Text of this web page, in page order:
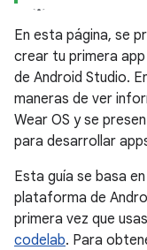
En esta página, se
crear tu primera app
de Android Studio.
maneras de ver
Wear OS y se
para desarrollar
Esta guía se basa
plataforma de
primera vez que
codelab. Para